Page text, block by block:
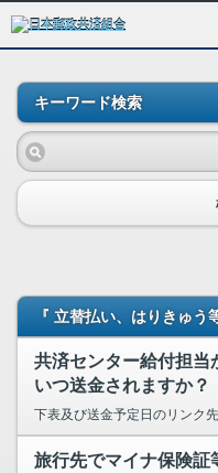
キーワード検索
『 立替払い、はりきゅう
共済センター給付担当
いつ送金されますか？
旅行先でマイナ保険証